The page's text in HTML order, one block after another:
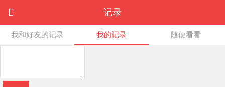
记录
我和好友的记录 我的记录 随便看看